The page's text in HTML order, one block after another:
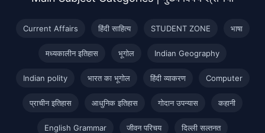
Current Affairs हिंदी साहित्य STUDENT ZONE भाषा
मध्यकालीन इतिहास भूगोल Indian Geography
Indian polity भारत का भूगोल हिंदी व्याकरण Computer
प्राचीन इतिहास आधुनिक इतिहास गोदान उपन्यास कहानी
English Grammar जीवन परिचय दिल्ली सल्तनत